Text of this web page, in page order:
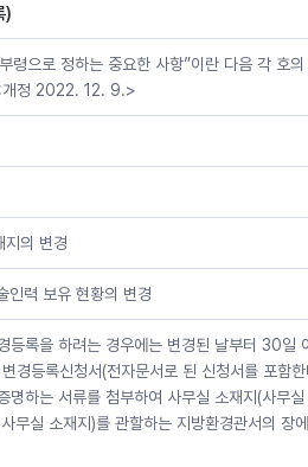
)
으로 정하는 중요한 사항”이란 다음 각 호의
개정 2022. 12. 9.>
지의 변경
인력 보유 현황의 변경
록을 하려는 경우에는 변경된 날부터 30일
경등록신청서(전자문서로 된 신청서를 포함
명하는 서류를 첨부하여 사무실 소재지(사무
무실 소재지)를 관할하는 지방환경관서의 장